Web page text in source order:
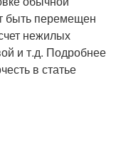
быть перемещен
нежилых
и т.д. Подробнее
в статье